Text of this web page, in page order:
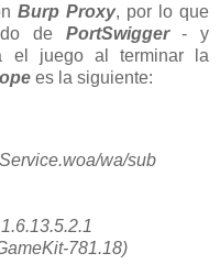
Burp Proxy, por lo que
de PortSwigger- y
el juego al terminar la
es la siguiente:
wa/sub
781.18)